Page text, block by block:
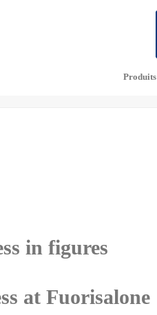
Produits
in figures
at Fuorisalone